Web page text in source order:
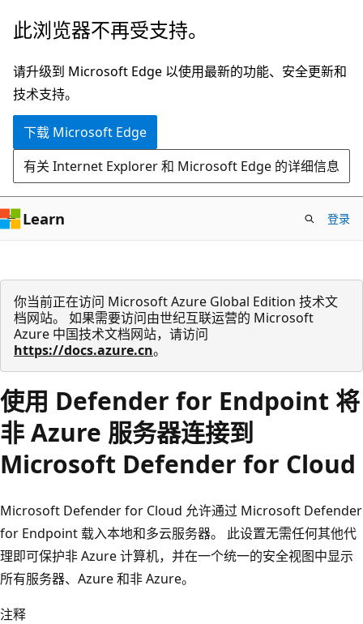
跳
主
要
内
此浏览器不再受支持。
请升级到 Microsoft Edge 以使用最新的功能、安全更新和
技术支持。
下载 Microsoft Edge
有关 Internet Explorer 和 Microsoft Edge 的详细信息
Learn 登录
你当前正在访问 Microsoft Azure Global Edition 技术文
档网站。 如果需要访问由世纪互联运营的 Microsoft
Azure 中国技术文档网站，请访问
https://docs.azure.cn。
使用 Defender for Endpoint 将
非 Azure 服务器连接到
Microsoft Defender for Cloud
Microsoft Defender for Cloud 允许通过 Microsoft Defender
for Endpoint 载入本地和多云服务器。 此设置无需任何其他代
理即可保护非 Azure 计算机，并在一个统一的安全视图中显示
所有服务器、Azure 和非 Azure。
注释